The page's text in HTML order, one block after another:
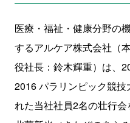
医療・福祉・健康分野の
するアルケア株式会社（
役社長：鈴木輝重）は、
2016 パラリンピック競
れた当社社員2名の壮行会